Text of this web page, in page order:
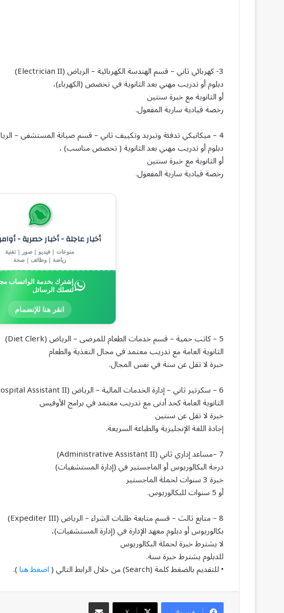
3- كهربائي ثاني – قسم الهندسة الكهربائية – الرياض (Electrician II)
دبلوم أو تدريب مهني بعد الثانوية في تخصص (الكهرباء)،
أو الثانوية مع خبرة سنتين
رخصة قيادية سارية المفعول.
4 – ميكانيكي تدفئة وتبريد وتكييف ثاني – قسم صيانة المستشفى – الرياض (HVAC Mechanic II)
دبلوم أو تدريب مهني بعد الثانوية ( تخصص مناسب) ،
أو الثانوية مع خبرة سنتين
رخصة قيادية سارية المفعول.
أخبار عاجلة - أخبار حصرية -
منوعات | فيديو | صور | تقنية
رياضة | وظائف | صحة
إشترك بخدمة الواتساب
لتصلك الرسائل
انقر هنا للإنضمام
5 – كاتب حمية – قسم خدمات الطعام للمرضى – الرياض (Diet Clerk)
الثانوية العامة مع تدريب معتمد في مجال التغذية والطعام
خبرة لا تقل عن سنة في نفس المجال.
6 – سكرتير ثاني – إدارة الخدمات المالية – الرياض (Hospital Assistant II)
الثانوية العامة كحد أدنى مع تدريب معتمد في برامج الأوفيس
خبرة لا تقل عن سنتين
إجادة اللغة الإنجليزية والطباعة السريعة.
7 –مساعد إداري ثاني (Administrative Assistant II)
درجة البكالوريوس أو الماجستير في (إدارة المستشفيات)
خبرة 3 سنوات لحملة الماجستير
أو 5 سنوات للبكالوريوس.
8 – متابع ثالث – قسم متابعة طلبات الشراء – الرياض (Expediter III)
بكالوريوس أو دبلوم معهد الإدارة في (إدارة المستشفيات)،
لا يشترط خبرة لحملة البكالوريوس
للدبلوم يشترط خبرة سنة.
• للتقديم بالضغط كلمة (Search) من خلال الرابط التالي ( اضغط هنا).
مشاركة عبر البريد